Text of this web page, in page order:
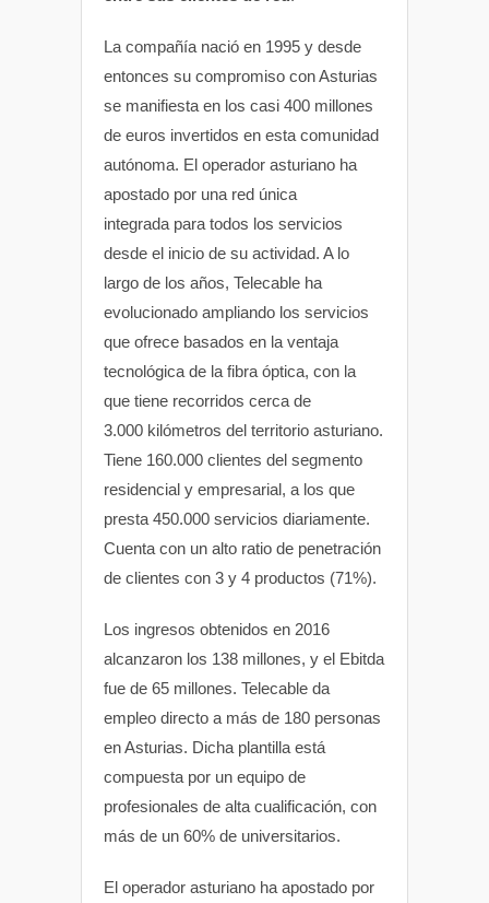
La compañía nació en 1995 y desde
entonces su compromiso con Asturias
se manifiesta en los casi 400 millones
de euros invertidos en esta comunidad
autónoma. El operador asturiano ha
apostado por una red única
integrada para todos los servicios
desde el inicio de su actividad. A lo
largo de los años, Telecable ha
evolucionado ampliando los servicios
que ofrece basados en la ventaja
tecnológica de la fibra óptica, con la
que tiene recorridos cerca de
3.000 kilómetros del territorio asturiano.
Tiene 160.000 clientes del segmento
residencial y empresarial, a los que
presta 450.000 servicios diariamente.
Cuenta con un alto ratio de penetración
de clientes con 3 y 4 productos (71%).
Los ingresos obtenidos en 2016
alcanzaron los 138 millones, y el Ebitda
fue de 65 millones. Telecable da
empleo directo a más de 180 personas
en Asturias. Dicha plantilla está
compuesta por un equipo de
profesionales de alta cualificación, con
más de un 60% de universitarios.
El operador asturiano ha apostado por